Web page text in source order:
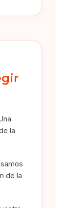
la
de la